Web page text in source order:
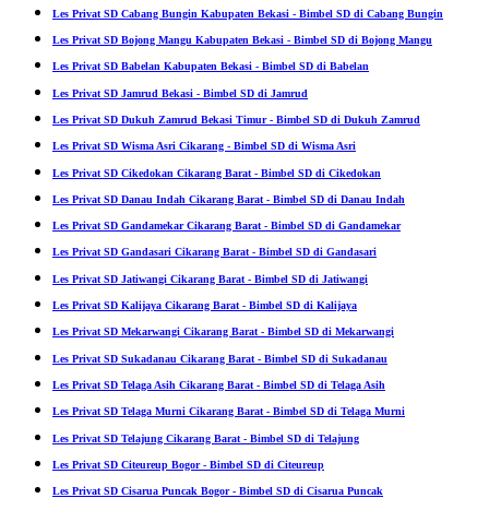
Les Privat SD Cabang Bungin Kabupaten Bekasi - Bimbel SD di Cabang Bungin
Les Privat SD Bojong Mangu Kabupaten Bekasi - Bimbel SD di Bojong Mangu
Les Privat SD Babelan Kabupaten Bekasi - Bimbel SD di Babelan
Les Privat SD Jamrud Bekasi - Bimbel SD di Jamrud
Les Privat SD Dukuh Zamrud Bekasi Timur - Bimbel SD di Dukuh Zamrud
Les Privat SD Wisma Asri Cikarang - Bimbel SD di Wisma Asri
Les Privat SD Cikedokan Cikarang Barat - Bimbel SD di Cikedokan
Les Privat SD Danau Indah Cikarang Barat - Bimbel SD di Danau Indah
Les Privat SD Gandamekar Cikarang Barat - Bimbel SD di Gandamekar
Les Privat SD Gandasari Cikarang Barat - Bimbel SD di Gandasari
Les Privat SD Jatiwangi Cikarang Barat - Bimbel SD di Jatiwangi
Les Privat SD Kalijaya Cikarang Barat - Bimbel SD di Kalijaya
Les Privat SD Mekarwangi Cikarang Barat - Bimbel SD di Mekarwangi
Les Privat SD Sukadanau Cikarang Barat - Bimbel SD di Sukadanau
Les Privat SD Telaga Asih Cikarang Barat - Bimbel SD di Telaga Asih
Les Privat SD Telaga Murni Cikarang Barat - Bimbel SD di Telaga Murni
Les Privat SD Telajung Cikarang Barat - Bimbel SD di Telajung
Les Privat SD Citeureup Bogor - Bimbel SD di Citeureup
Les Privat SD Cisarua Puncak Bogor - Bimbel SD di Cisarua Puncak